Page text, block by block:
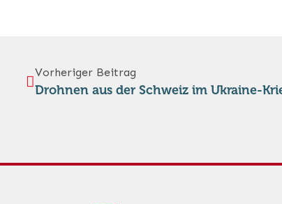
Vorheriger Beitrag